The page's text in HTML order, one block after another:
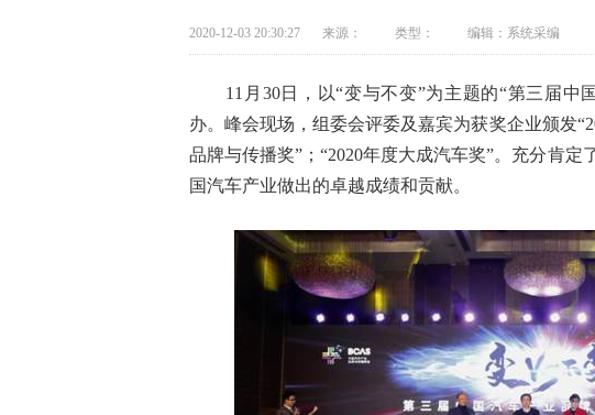
2020-12-03 20:30:27 来源： 类型： 编辑：系统采编
11月30日，以“变与不变”为主题的“第三届中
办。峰会现场，组委会评委及嘉宾为获奖企业颁发
品牌与传播奖”；“2020年度大成汽车奖”。充分肯定
国汽车产业做出的卓越成绩和贡献。